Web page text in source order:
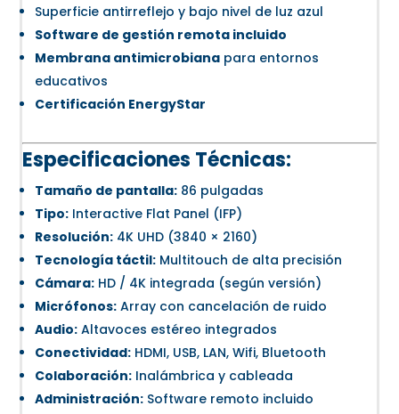
Superficie antirreflejo y bajo nivel de luz azul
Software de gestión remota incluido
Membrana antimicrobiana para entornos
educativos
Certificación EnergyStar
Especificaciones Técnicas:
Tamaño de pantalla: 86 pulgadas
Tipo: Interactive Flat Panel (IFP)
Resolución: 4K UHD (3840 × 2160)
Tecnología táctil: Multitouch de alta precisión
Cámara: HD / 4K integrada (según versión)
Micrófonos: Array con cancelación de ruido
Audio: Altavoces estéreo integrados
Conectividad: HDMI, USB, LAN, Wifi, Bluetooth
Colaboración: Inalámbrica y cableada
Administración: Software remoto incluido